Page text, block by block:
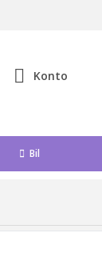
Konto
Bil